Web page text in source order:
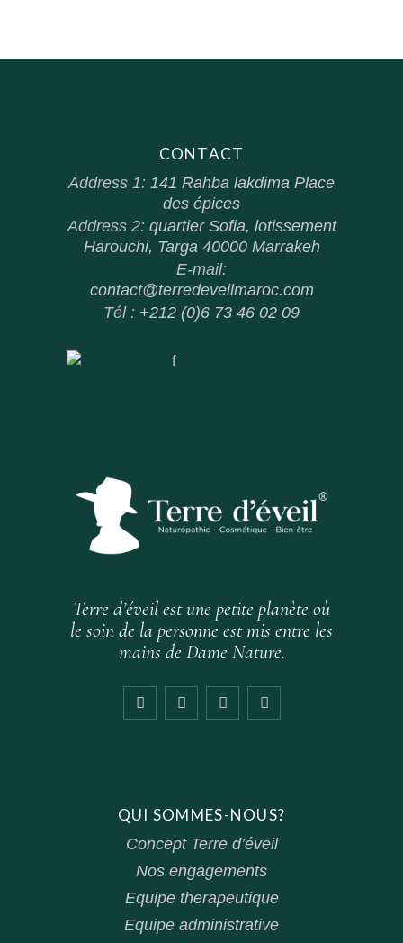
CONTACT
Address 1: 141 Rahba lakdima Place
des épices
Address 2: quartier Sofia, lotissement
Harouchi, Targa 40000 Marrakeh
E-mail:
contact@terredeveilmaroc.com
Tél : +212 (0)6 73 46 02 09
Terre d’éveil est une petite planète où
le soin de la personne est mis entre les
mains de Dame Nature.
QUI SOMMES-NOUS?
Concept Terre d’éveil
Nos engagements
Equipe therapeutique
Equipe administrative